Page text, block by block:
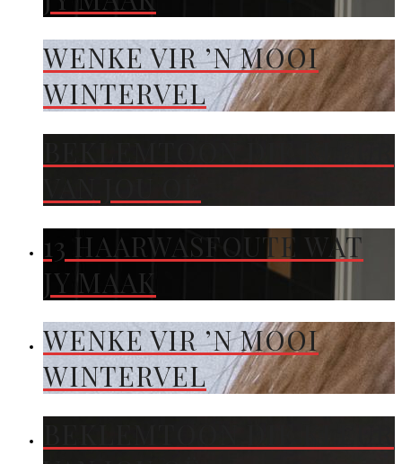
WENKE VIR ’N MOOI
WINTERVEL
13 HAARWASFOUTE WAT
JY MAAK
WENKE VIR ’N MOOI
WINTERVEL